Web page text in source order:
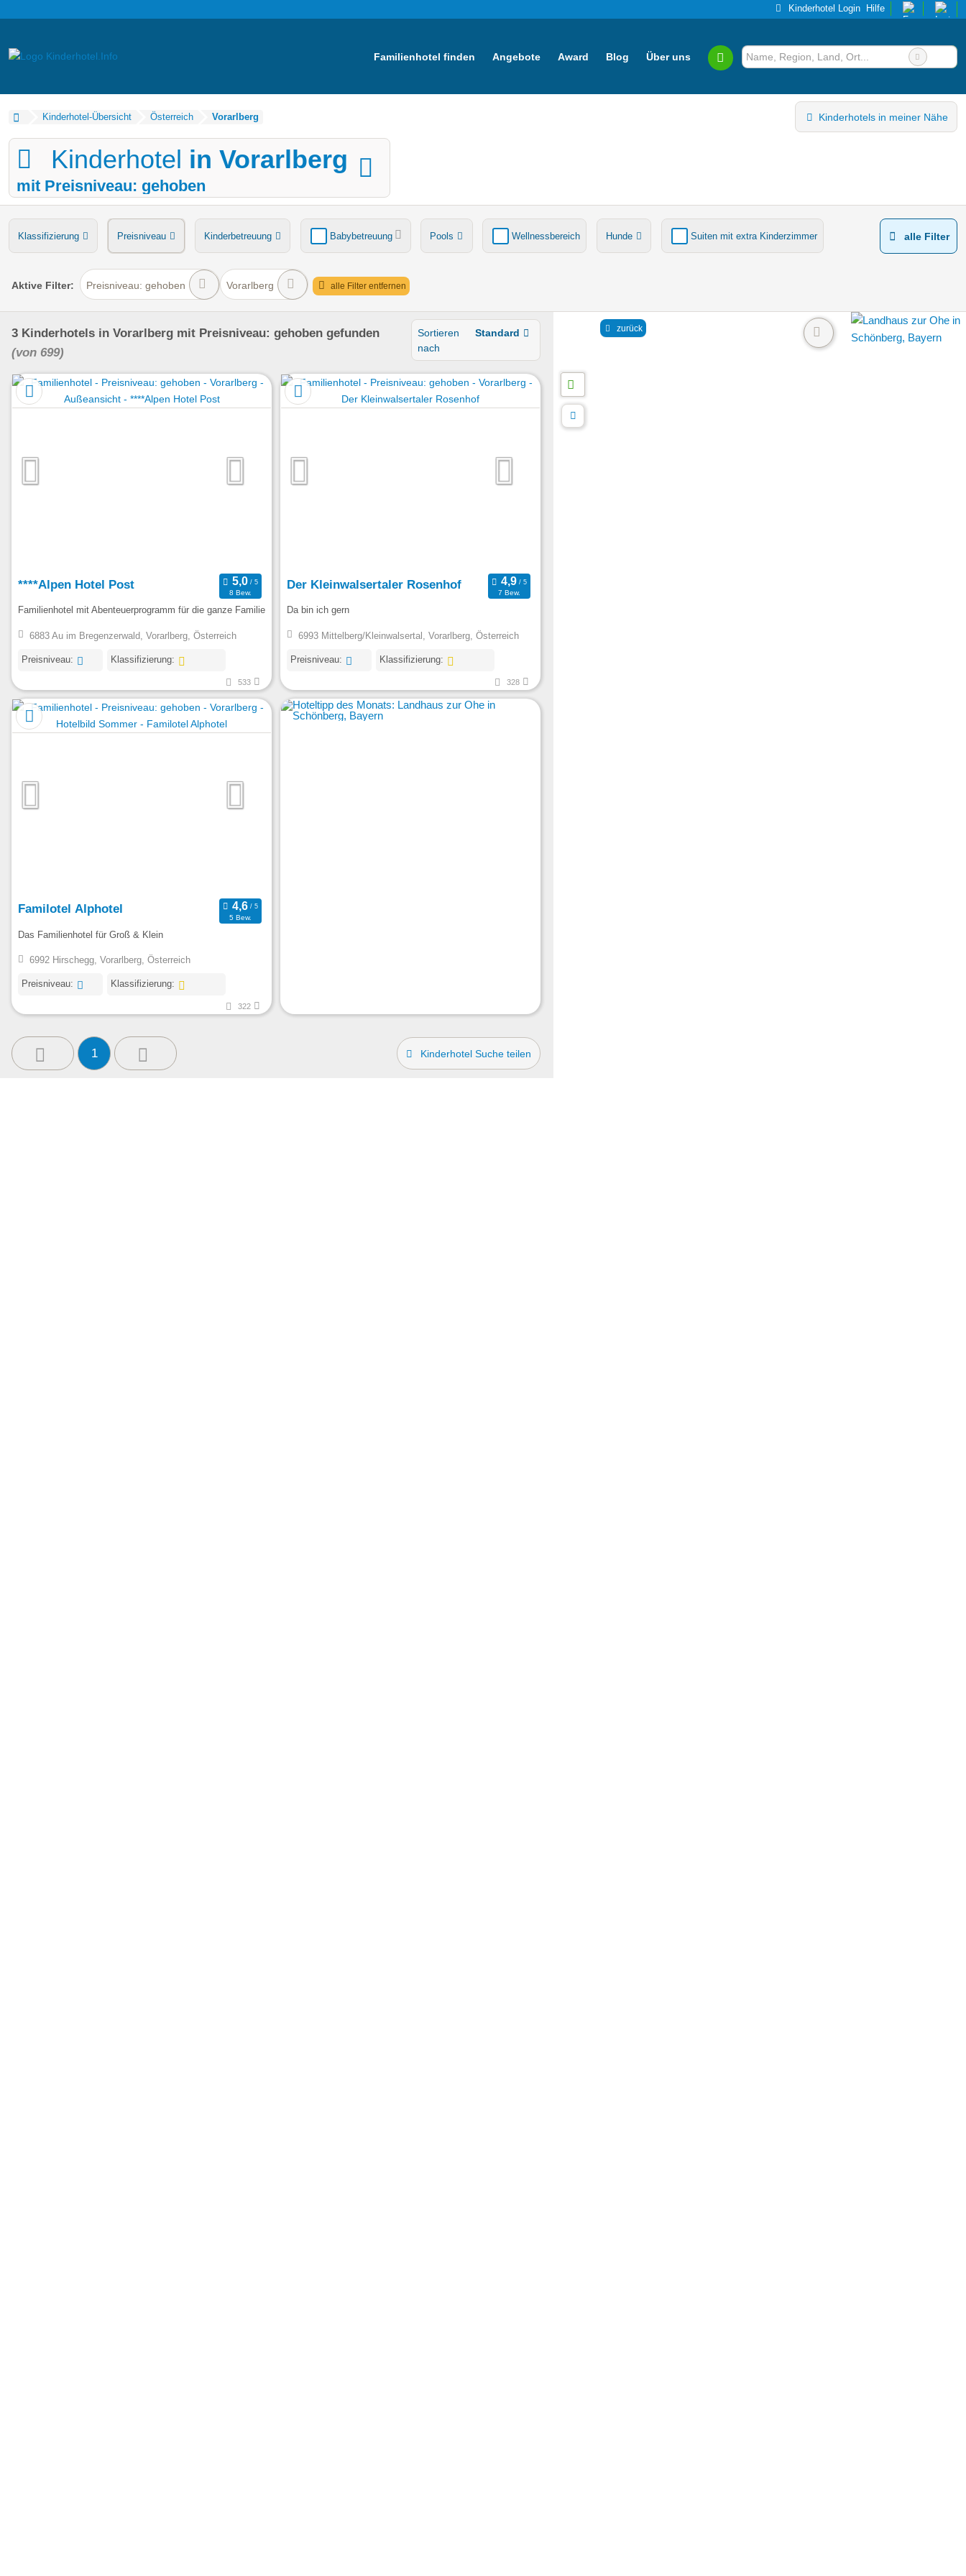
Kinderhotel Login Hilfe
Familienhotel finden Angebote Award Blog Über uns
Kinderhotel-Übersicht Österreich Vorarlberg Kinderhotels in meiner Nähe
Kinderhotel in Vorarlberg
mit Preisniveau: gehoben
Klassifizierung Preisniveau Kinderbetreuung Babybetreuung Pools Wellnessbereich Hunde Suiten mit extra Kinderzimmer
Verpflegung Bauernhof Ponyreiten Wasserrutsche Ladestation Elektroauto
alle Filter
Aktive Filter: Preisniveau: gehoben Vorarlberg alle Filter entfernen
3 Kinderhotels in Vorarlberg mit Preisniveau: gehoben gefunden
(von 699)
Sortieren
nach
Standard
****Alpen Hotel Post
8 Bew.
Familienhotel mit Abenteuerprogramm für die ganze Familie
6883 Au im Bregenzerwald, Vorarlberg, Österreich
Preisniveau: Klassifizierung:
533
Der Kleinwalsertaler Rosenhof
7 Bew.
Da bin ich gern
6993 Mittelberg/Kleinwalsertal, Vorarlberg, Österreich
Preisniveau: Klassifizierung:
328
Familotel Alphotel
5 Bew.
Das Familienhotel für Groß & Klein
6992 Hirschegg, Vorarlberg, Österreich
Preisniveau: Klassifizierung:
322
1 Kinderhotel Suche teilen
zurück